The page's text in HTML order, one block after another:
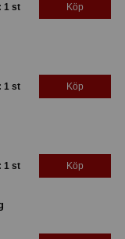
1 st Köp
1 st Köp
1 st Köp